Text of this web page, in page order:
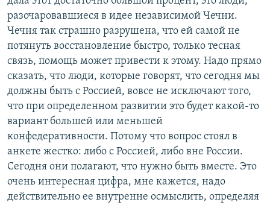
разочаровавшиеся в идее независимой Чечни.
Чечня так страшно разрушена, что ей самой не
потянуть восстановление быстро, только тесная
связь, помощь может привести к этому. Надо прямо
сказать, что люди, которые говорят, что сегодня мы
должны быть с Россией, вовсе не исключают того,
что при определенном развитии это будет какой-то
вариант большей или меньшей
конфедеративности. Потому что вопрос стоял в
анкете жестко: либо с Россией, либо вне России.
Сегодня они полагают, что нужно быть вместе. Это
очень интересная цифра, мне кажется, надо
действительно ее внутренне осмыслить, определяя